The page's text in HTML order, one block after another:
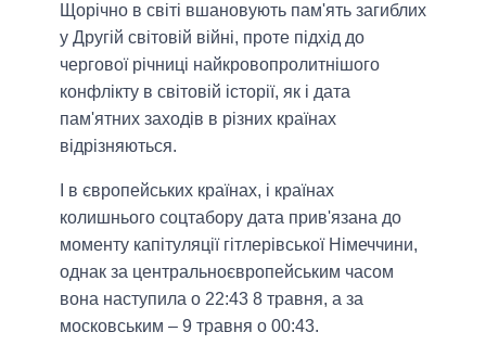
Щорічно в світі вшановують пам'ять загиблих
у Другій світовій війні, проте підхід до
чергової річниці найкровопролитнішого
конфлікту в світовій історії, як і дата
пам'ятних заходів в різних країнах
відрізняються.
І в європейських країнах, і країнах
колишнього соцтабору дата прив'язана до
моменту капітуляції гітлерівської Німеччини,
однак за центральноєвропейським часом
вона наступила о 22:43 8 травня, а за
московським – 9 травня о 00:43.